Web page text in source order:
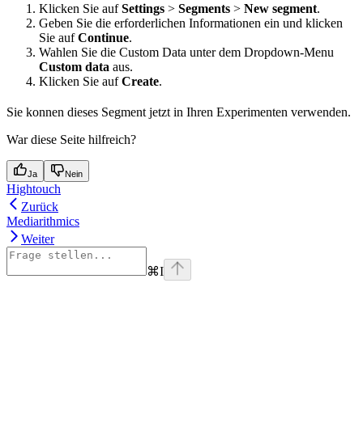
Klicken Sie aufSettings > Segments > New segment.
Geben Sie die erforderlichen Informationen ein und klicken
Sie aufContinue.
Wahlen Sie die Custom Data unter dem Dropdown-Menu
Custom data aus.
Klicken Sie aufCreate.
Sie konnen dieses Segment jetzt in Ihren Experimenten verwenden.
War diese Seite hilfreich?
Ja Nein
Hightouch
Zurück
Mediarithmics
Weiter
⌘I